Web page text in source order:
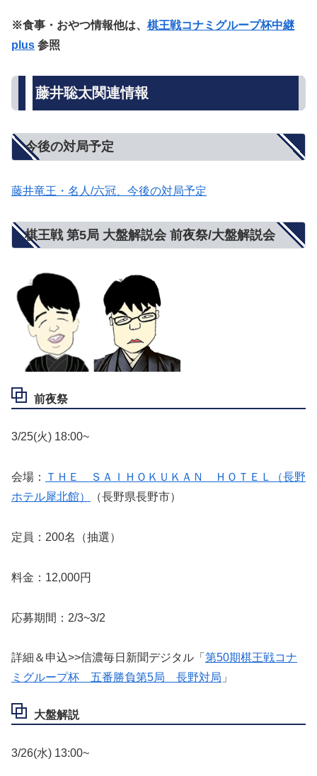
※食事・おやつ情報他は、 棋王戦コナミグループ杯中継
plus 参照
藤井聡太関連情報
今後の対局予定
藤井竜王・名人/六冠、今後の対局予定
棋王戦 第5局 大盤解説会 前夜祭/大盤解説会
前夜祭
3/25(火) 18:00~
会場：
ＴＨＥ ＳＡＩＨＯＫＵＫＡＮ ＨＯＴＥＬ（長野
ホテル犀北館）
（長野県長野市）
定員：200名（抽選）
料金：12,000円
応募期間：2/3~3/2
詳細＆申込>>信濃毎日新聞デジタル「 第50期棋王戦コナ
ミグループ杯 五番勝負第5局 長野対局 」
大盤解説
3/26(水) 13:00~